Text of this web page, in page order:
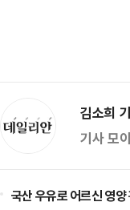
김소희
기사 모
국산 우유로 어르신 영